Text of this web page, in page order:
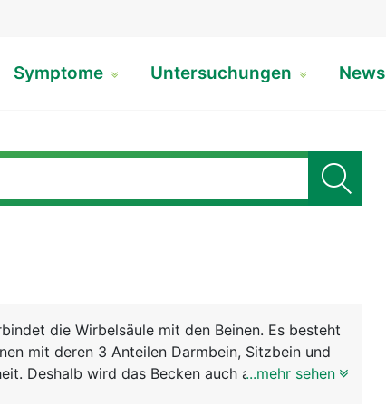
Symptome Untersuchungen News
die Wirbelsäule mit den Beinen. Es besteht
mit deren 3 Anteilen Darmbein, Sitzbein und
Deshalb wird das Becken auch als Beckenring
...mehr sehen